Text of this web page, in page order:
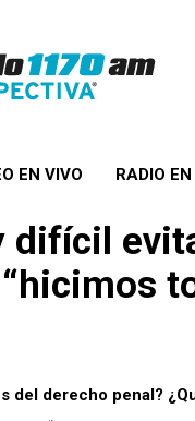
EN VIVO RADIO
difícil
del derecho penal?